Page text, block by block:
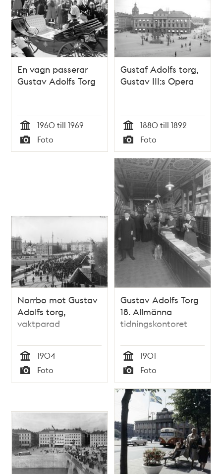
En vagn passerar
Gustav Adolfs Torg
Tid
1960 till 1969
Typ
Foto
Gustaf Adolfs torg,
Gustav III:s Opera
Tid
1880 till 1892
Typ
Foto
Norrbo mot Gustav
Adolfs torg,
vaktparad
Tid
1904
Typ
Foto
Gustav Adolfs Torg
18. Allmänna
tidningskontoret
Tid
1901
Typ
Foto